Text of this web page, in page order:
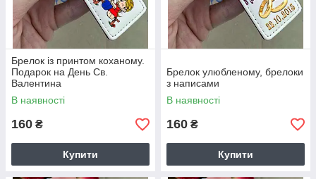
Брелок із принтом коханому.
Подарок на День Св.
Валентина
В наявності
160 ₴
Купити
Брелок улюбленому, брелоки
з написами
В наявності
160 ₴
Купити